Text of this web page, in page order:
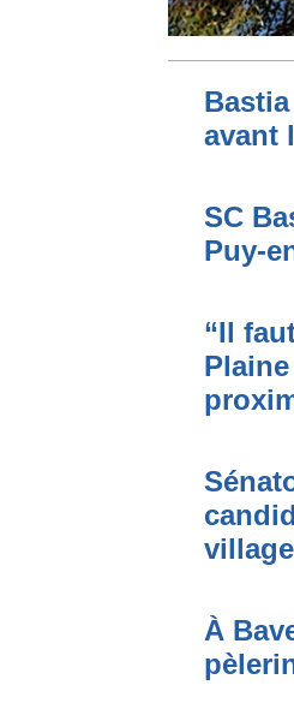
avant
SC
Puy-
“Il
À